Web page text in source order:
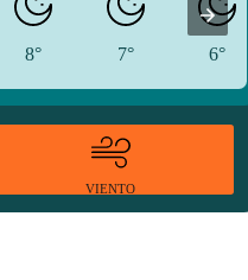
8° 7° 6°
VIENTO